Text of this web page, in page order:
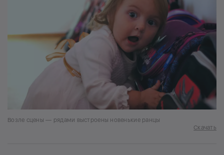
Возле сцены — рядами выстроены новенькие ранцы
Скачать